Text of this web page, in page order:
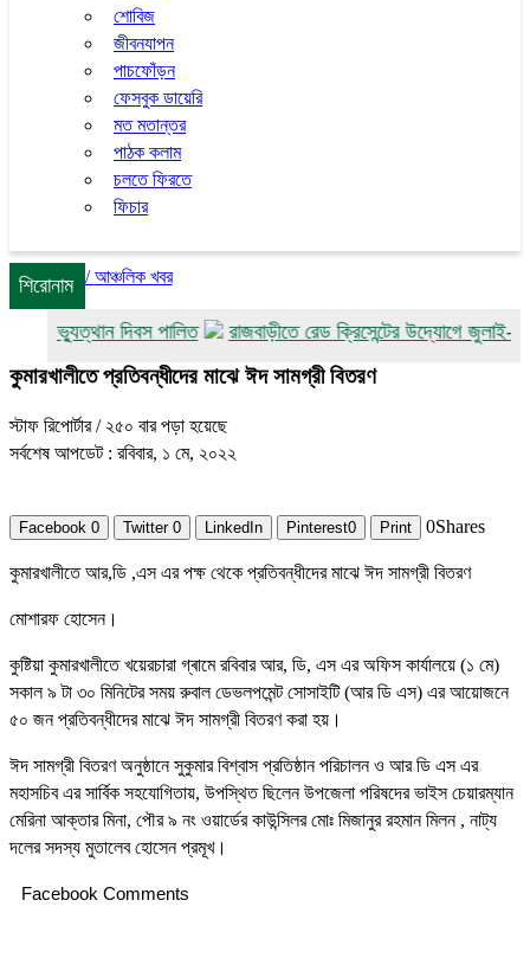
শোবিজ
জীবনযাপন
পাচফোঁড়ন
ফেসবুক ডায়েরি
মত মতান্তর
পাঠক কলাম
চলতে ফিরতে
ফিচার
শিরোনাম
দিবস পালিত
রাজবাড়ীতে রেড ক্রিসেন্টের উদ্যোগে জুলাই-
/আঞ্চলিক খবর
কুমারখালীতে প্রতিবন্ধীদের মাঝে ঈদ সামগ্রী বিতরণ
স্টাফ রিপোর্টার/ ২৫০ বার পড়া হয়েছে
সর্বশেষ আপডেট : রবিবার, ১ মে, ২০২২
Facebook 0 Twitter 0 LinkedIn Pinterest0 Print 0Shares
কুমারখালীতে আর,ডি ,এস এর পক্ষ থেকে প্রতিবন্ধীদের মাঝে ঈদ সামগ্রী বিতরণ
মোশারফ হোসেন।
কুষ্টিয়া কুমারখালীতে খয়েরচারা গ্ৰামে রবিবার আর, ডি, এস এর অফিস কার্যালয়ে (১ মে)
সকাল ৯ টা ৩০ মিনিটের সময় রুবাল ডেভলপমেন্ট সোসাইটি (আর ডি এস) এর আয়োজনে
৫০ জন প্রতিবন্ধীদের মাঝে ঈদ সামগ্রী বিতরণ করা হয়।
ঈদ সামগ্রী বিতরণ অনুষ্ঠানে সুকুমার বিশ্বাস প্রতিষ্ঠান পরিচালন ও আর ডি এস এর
মহাসচিব এর সার্বিক সহযোগিতায়, উপস্থিত ছিলেন উপজেলা পরিষদের ভাইস চেয়ারম্যান
মেরিনা আক্তার মিনা, পৌর ৯ নং ওয়ার্ডের কাউন্সিলর মোঃ মিজানুর রহমান মিলন , নাট্য
দলের সদস্য মুতালেব হোসেন প্রমূখ।
Facebook Comments